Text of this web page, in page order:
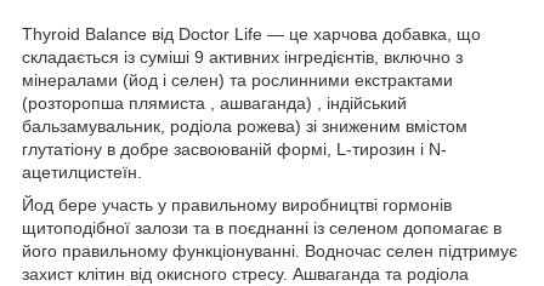
Thyroid Balance від Doctor Life — це харчова добавка, що
складається із суміші 9 активних інгредієнтів, включно з
мінералами (йод і селен) та рослинними екстрактами
(розторопша плямиста , ашваганда) , індійський
бальзамувальник, родіола рожева) зі зниженим вмістом
глутатіону в добре засвоюваній формі, L-тирозин і N-
ацетилцистеїн.
Йод бере участь у правильному виробництві гормонів
щитоподібної залози та в поєднанні із селеном допомагає в
його правильному функціонуванні. Водночас селен підтримує
захист клітин від окисного стресу. Ашваганда та родіола